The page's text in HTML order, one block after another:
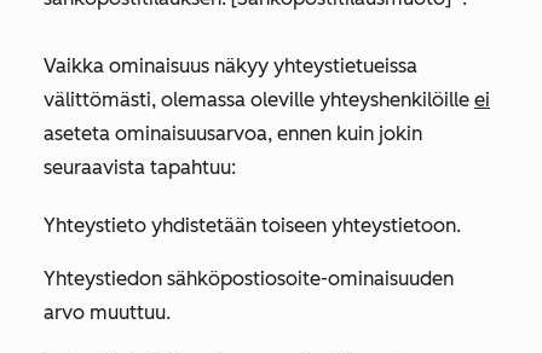
Vaikka ominaisuus näkyy yhteystietueissa
välittömästi, olemassa oleville yhteyshenkilöille ei
aseteta ominaisuusarvoa, ennen kuin jokin
seuraavista tapahtuu:
Yhteystieto yhdistetään toiseen yhteystietoon.
Yhteystiedon sähköpostiosoite-ominaisuuden
arvo muuttuu.